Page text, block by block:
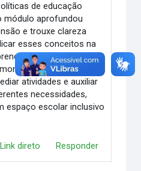
de educação
módulo aprofundou
e trouxe clareza
esses conceitos na
fortalece minha
ajudando a apoiar
atividades e auxiliar
necessidades,
espaço escolar inclusivo
Link direto Responder